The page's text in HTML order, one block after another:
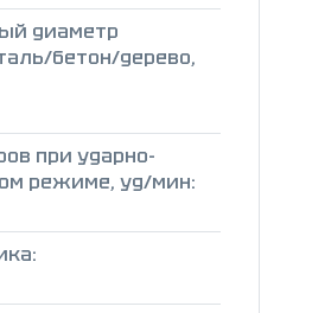
диаметр
бетон/дерево,
при ударно-
режиме, уд/мин: